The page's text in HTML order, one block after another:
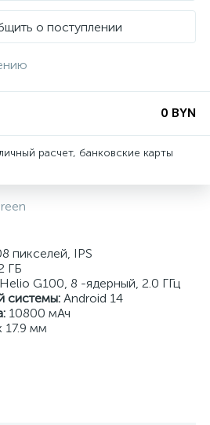
о поступлении
0 BYN
расчет, банковские карты
пикселей, IPS
ГБ
G100, 8 -ядерный, 2.0 ГГц
системы: Android 14
10800 мАч
17.9 мм